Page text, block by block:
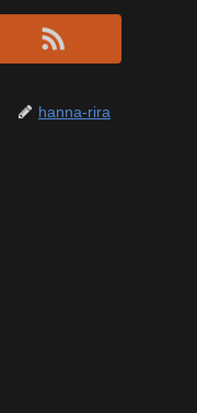
hanna-rira